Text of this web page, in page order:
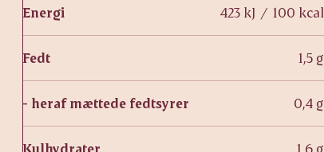
Energi 423 kJ / 100 kcal
Fedt 1,5 g
- heraf mættede fedtsyrer 0,4 g
Kulhydrater 1,6 g